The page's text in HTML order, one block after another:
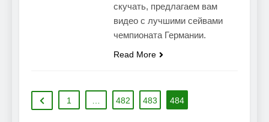
скучать, предлагаем вам
видео с лучшими сейвами
чемпионата Германии.
Read More
1 482 483 484